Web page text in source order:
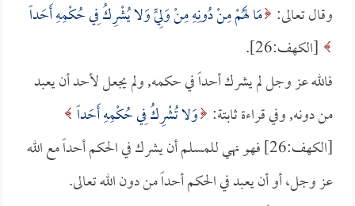
وقال تعالى: مَا لَهُمْ مِنْ دُونِهِ مِنْ وَلِيٍّ وَلا يُشْرِكُ فِي حُكْمِهِ أَحَداً
[الكهف:26].
فالله عز وجل لم يشرك أحداً في حكمه, ولم يجعل لأحد أن يعبد
من دونه, وفي قراءة ثابتة: وَلا تُشْرِكُ فِي حُكْمِهِ أَحَداً
[الكهف:26] فهو نهي للمسلم أن يشرك في الحكم أحداً مع الله
عز وجل، أو أن يعبد في الحكم أحداً من دون الله تعالى.